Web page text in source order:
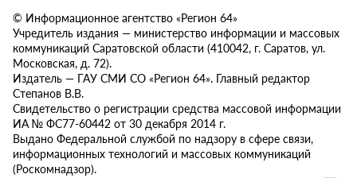
© Информационное агентство «Регион 64»
Учредитель издания — министерство информации и массовых
коммуникаций Саратовской области (410042, г. Саратов, ул.
Московская, д. 72).
Издатель — ГАУ СМИ СО «Регион 64». Главный редактор
Степанов В.В.
Свидетельство о регистрации средства массовой информации
ИА № ФС77-60442 от 30 декабря 2014 г.
Выдано Федеральной службой по надзору в сфере связи,
информационных технологий и массовых коммуникаций
(Роскомнадзор).